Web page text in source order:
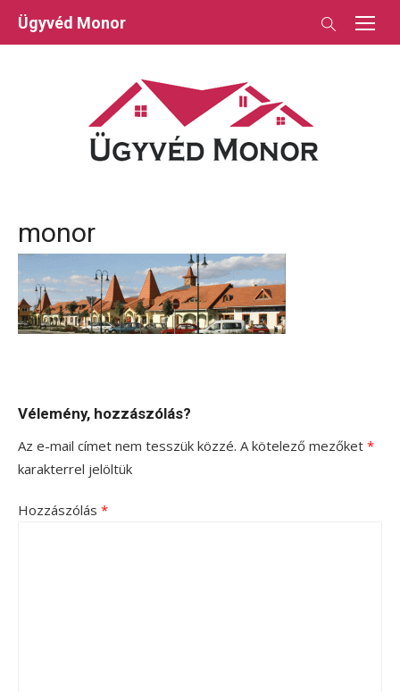
Skip
Ügyvéd Monor
monor
Vélemény, hozzászólás?
Az e-mail címet nem tesszük közzé. A kötelező mezőket *
karakterrel jelöltük
Hozzászólás *